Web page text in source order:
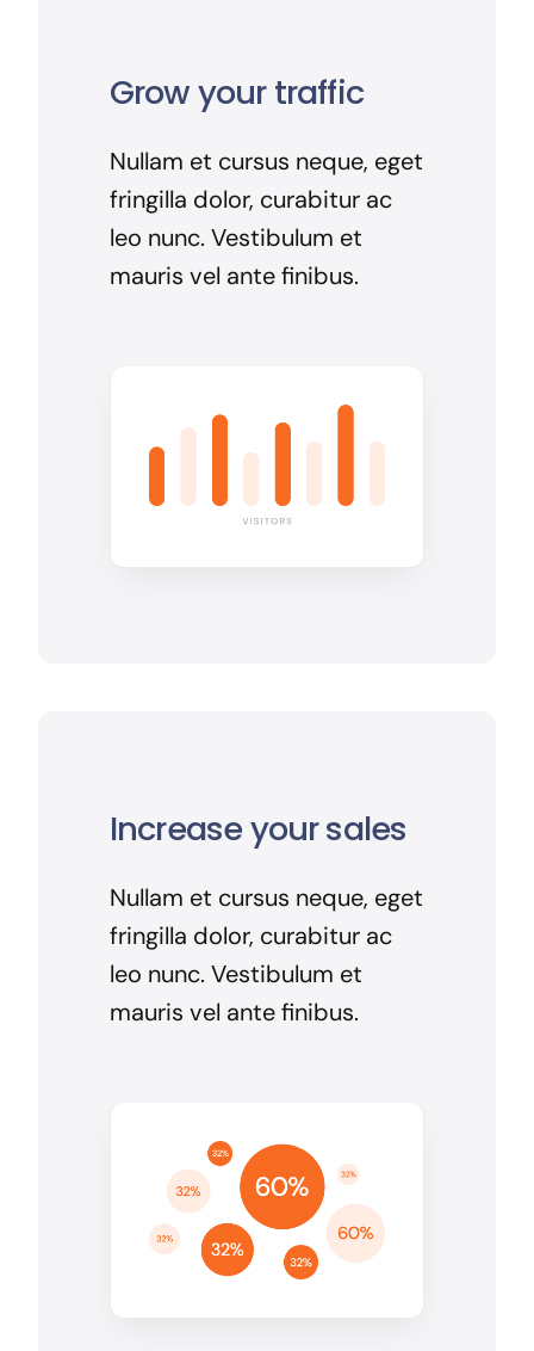
Grow your traffic
Nullam et cursus neque, eget
fringilla dolor, curabitur ac
leo nunc. Vestibulum et
mauris vel ante finibus.
Increase your sales
Nullam et cursus neque, eget
fringilla dolor, curabitur ac
leo nunc. Vestibulum et
mauris vel ante finibus.